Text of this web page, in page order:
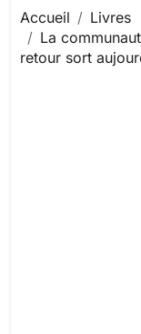
Accueil
Livres
La
retour sort